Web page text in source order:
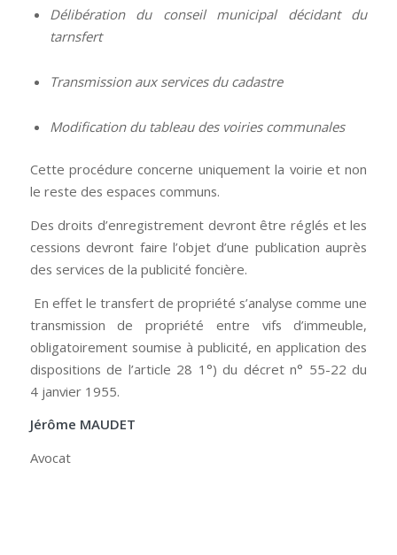
Délibération du conseil municipal décidant du
tarnsfert
Transmission aux services du cadastre
Modification du tableau des voiries communales
Cette procédure concerne uniquement la voirie et non
le reste des espaces communs.
Des droits d’enregistrement devront être réglés et les
cessions devront faire l’objet d’une publication auprès
des services de la publicité foncière.
En effet le transfert de propriété s’analyse comme une
transmission de propriété entre vifs d’immeuble,
obligatoirement soumise à publicité, en application des
dispositions de l’article 28 1°) du décret n° 55-22 du
4 janvier 1955.
Jérôme MAUDET
Avocat